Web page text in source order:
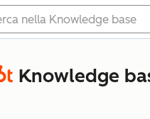
Knowledge